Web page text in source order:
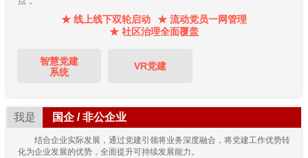
★ 线上线下双轮启动
★ 流动党员一网管理
★ 社区治理全面覆盖
智慧党建
系统
VR党建
我是 国企 / 非公企业
结合企业实际发展，通过党建引领将业务深度融合，将党建工作优势转
化为企业发展的优势，全面提升可持续发展能力。